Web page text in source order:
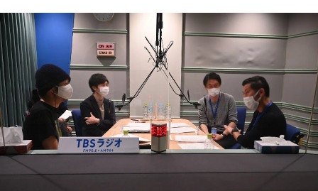
お知らせ
イベント・グッズ
YouTube
会社情報